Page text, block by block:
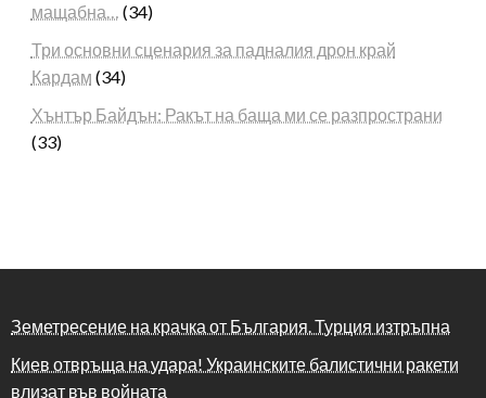
мащабна… (34)
Три основни сценария за падналия дрон край
Кардам (34)
Хънтър Байдън: Ракът на баща ми се разпространи
(33)
Земетресение на крачка от България. Турция изтръпна
Киев отвръща на удара! Украинските балистични ракети
влизат във войната